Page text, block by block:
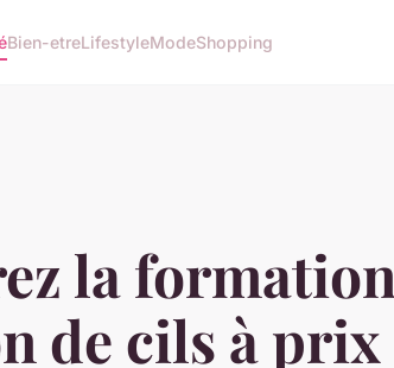
Bien-etreLifestyleModeShopping
la formation
de cils à prix